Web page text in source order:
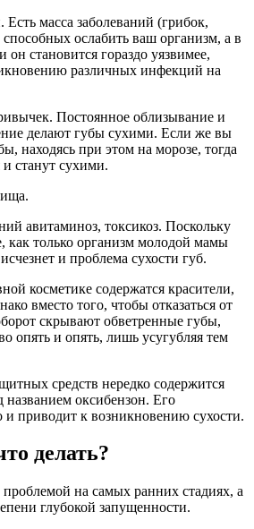
масса заболеваний (грибок,
способных ослабить ваш организм, а в
он становится гораздо уязвимее,
различных инфекций на
Постоянное облизывание и
делают губы сухими. Если же вы
находясь при этом на морозе, тогда
и станут сухими.
авитаминоз, токсикоз. Поскольку
как только организм молодой мамы
и проблема сухости губ.
косметике содержатся красители,
вместо того, чтобы отказаться от
скрывают обветренные губы,
опять и опять, лишь усугубляя тем
средств нередко содержится
названием оксибензон. Его
и приводит к возникновению сухости.
делать?
проблемой на самых ранних стадиях, а
глубокой запущенности.